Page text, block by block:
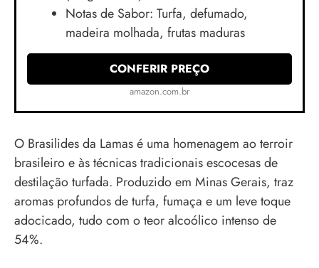
Notas de Sabor: Turfa, defumado,
madeira molhada, frutas maduras
CONFERIR PREÇO
amazon.com.br
O Brasilides da Lamas é uma homenagem ao terroir
brasileiro e às técnicas tradicionais escocesas de
destilação turfada. Produzido em Minas Gerais, traz
aromas profundos de turfa, fumaça e um leve toque
adocicado, tudo com o teor alcoólico intenso de
54%.